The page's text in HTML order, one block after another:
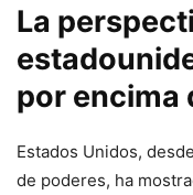
La
por encima
Estados Unidos,
de poderes, ha